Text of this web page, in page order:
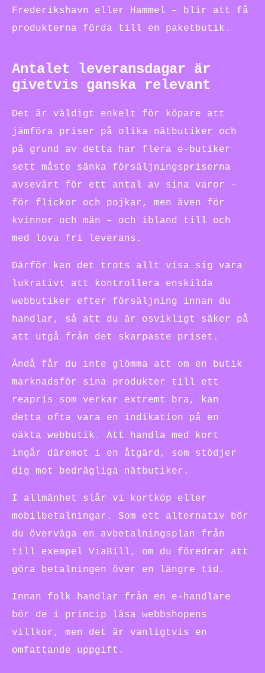
Frederikshavn eller Hammel – blir att få
produkterna förda till en paketbutik.
Antalet leveransdagar är
givetvis ganska relevant
Det är väldigt enkelt för köpare att
jämföra priser på olika nätbutiker och
på grund av detta har flera e-butiker
sett måste sänka försäljningspriserna
avsevärt för ett antal av sina varor –
för flickor och pojkar, men även för
kvinnor och män – och ibland till och
med lova fri leverans.
Därför kan det trots allt visa sig vara
lukrativt att kontrollera enskilda
webbutiker efter försäljning innan du
handlar, så att du är osvikligt säker på
att utgå från det skarpaste priset.
Ändå får du inte glömma att om en butik
marknadsför sina produkter till ett
reapris som verkar extremt bra, kan
detta ofta vara en indikation på en
oäkta webbutik. Att handla med kort
ingår däremot i en åtgärd, som stödjer
dig mot bedrägliga nätbutiker.
I allmänhet slår vi kortköp eller
mobilbetalningar. Som ett alternativ bör
du överväga en avbetalningsplan från
till exempel ViaBill, om du föredrar att
göra betalningen över en längre tid.
Innan folk handlar från en e-handlare
bör de i princip läsa webbshopens
villkor, men det är vanligtvis en
omfattande uppgift.